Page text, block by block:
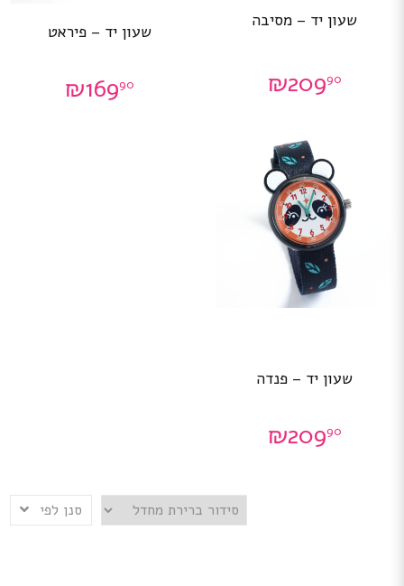
שעון יד – מסיבה
₪20990
שעון יד – פיראט
₪16990
שעון יד – פנדה
₪20990
סנן לפי